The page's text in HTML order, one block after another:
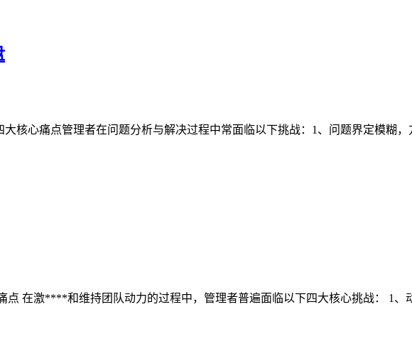
核心痛点管理者在问题分析与解决过程中常面临以下挑战：1、问题界定模糊，
在激****和维持团队动力的过程中，管理者普遍面临以下四大核心挑战： 1、